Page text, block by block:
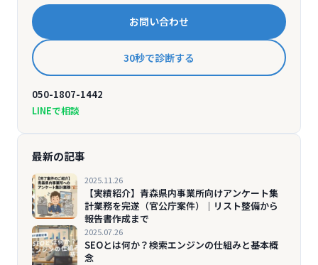
お問い合わせ
30秒で診断する
050-1807-1442
LINEで相談
最新の記事
2025.11.26
【実績紹介】青森県内事業所向けアンケート集
計業務を完遂（官公庁案件）｜リスト整備から
報告書作成まで
2025.07.26
SEOとは何か？検索エンジンの仕組みと基本概
念